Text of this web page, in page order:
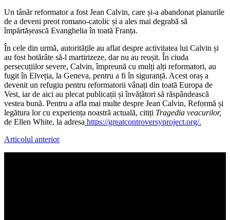
Un tânăr reformator a fost Jean Calvin, care și-a abandonat planurile
de a deveni preot romano-catolic și a ales mai degrabă să
împărtășească Evanghelia în toată Franța.
În cele din urmă, autoritățile au aflat despre activitatea lui Calvin și
au fost hotărâte să-l martirizeze, dar nu au reușit. În ciuda
persecuțiilor severe, Calvin, împreună cu mulți alți reformatori, au
fugit în Elveția, la Geneva, pentru a fi în siguranță. Acest oraș a
devenit un refugiu pentru reformatorii vânați din toată Europa de
Vest, iar de aici au plecat publicații și învățători să răspândească
vestea bună. Pentru a afla mai multe despre Jean Calvin, Reformă și
legătura lor cu experiența noastră actuală, citiți Tragedia veacurilor,
de Ellen White, la adresa https://greatcontroversyproject.org/.
Articolul anterior